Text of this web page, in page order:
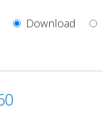
Download